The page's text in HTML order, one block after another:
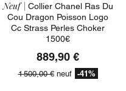
Neuf | Collier Chanel Ras Du
Cou Dragon Poisson Logo
Cc Strass Perles Choker
1500€
889,90 €
1 500,00 €neuf -41%